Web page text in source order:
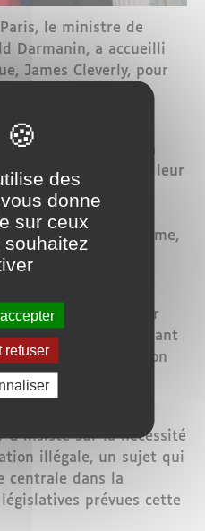
le ministre de
Darmanin, a accueilli
James Cleverly, pour
à discuter de
sur X, M. Darmanin a
abordés lors de leur
la "lutte contre
la Manche", la
contre le terrorisme,
sans
de relever
conjoints, exprimant
coopération
ministre
insisté sur la nécessité
illégale, un sujet qui
centrale dans la
prévues cette
des
donne
sur ceux
souhaitez
refuser